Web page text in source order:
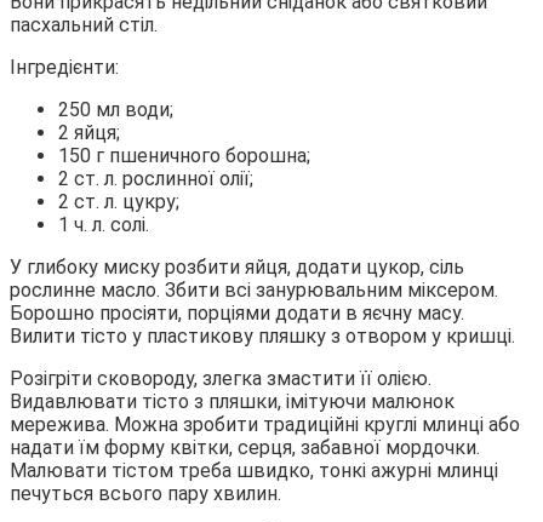
пасхальний стіл.
Інгредієнти:
250 мл води;
2 яйця;
150 г пшеничного борошна;
2 ст. л. рослинної олії;
2 ст. л. цукру;
1 ч. л. солі.
У глибоку миску розбити яйця, додати цукор, сіль
рослинне масло. Збити всі занурювальним міксером.
Борошно просіяти, порціями додати в яєчну масу.
Вилити тісто у пластикову пляшку з отвором у кришці.
Розігріти сковороду, злегка змастити її олією.
Видавлювати тісто з пляшки, імітуючи малюнок
мережива. Можна зробити традиційні круглі млинці або
надати їм форму квітки, серця, забавної мордочки.
Малювати тістом треба швидко, тонкі ажурні млинці
печуться всього пару хвилин.